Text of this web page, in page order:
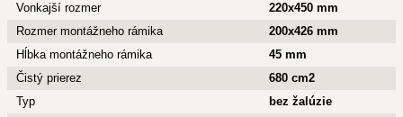
Vonkajší rozmer
220x450 mm
Rozmer montážneho rámika
200x426 mm
Hĺbka montážneho rámika
45 mm
Čistý prierez
680 cm2
Typ
bez žalúzie